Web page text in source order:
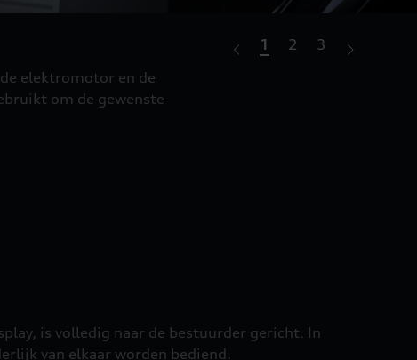
elektromotor en de
om de gewenste
1 2 3
is volledig naar de bestuurder gericht. In
van elkaar worden bediend.